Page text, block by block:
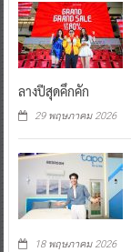
ลางปีสุดคึกคัก
29 พฤษภาคม 2026
18 พฤษภาคม 2026